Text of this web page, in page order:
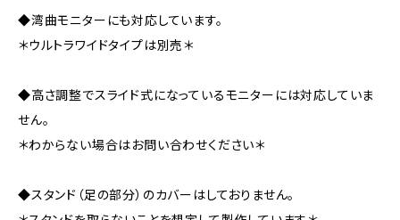
◆湾曲モニターにも対応しています。
＊ウルトラワイドタイプは別売＊
◆高さ調整でスライド式になっているモニターには対応していま
せん。
＊わからない場合はお問い合わせください＊
◆スタンド（足の部分）のカバーはしておりません。